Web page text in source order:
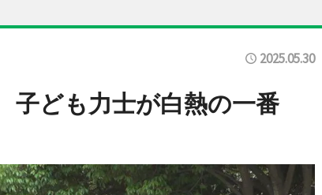
2025.05.30
ども力士が白熱の一番